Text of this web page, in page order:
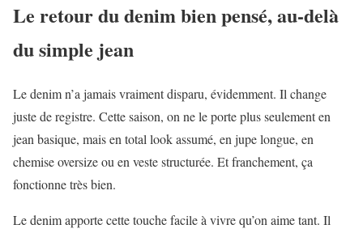
Le retour du denim bien pensé, au-delà
du simple jean
Le denim n’a jamais vraiment disparu, évidemment. Il change
juste de registre. Cette saison, on ne le porte plus seulement en
jean basique, mais en total look assumé, en jupe longue, en
chemise oversize ou en veste structurée. Et franchement, ça
fonctionne très bien.
Le denim apporte cette touche facile à vivre qu’on aime tant. Il